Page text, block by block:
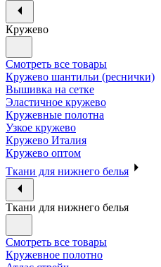
Кружево
Смотреть все товары
Кружево шантильи (реснички)
Вышивка на сетке
Эластичное кружево
Кружевные полотна
Узкое кружево
Кружево Италия
Кружево оптом
Ткани для нижнего белья
Ткани для нижнего белья
Смотреть все товары
Кружевное полотно